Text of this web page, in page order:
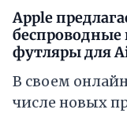
Apple
беспроводные
футляры для
В своем
числе новых